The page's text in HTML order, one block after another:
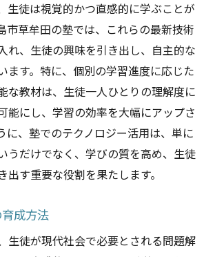
ポイント
境が与える影響
と学習ツールの活用
質と指導内容
の連携方法
を上げる環境設定
ドバックセッションが学習成果に
げるための振り返り
長をサポートする方法
生徒は視覚的かつ直感的に学ぶことが
市草牟田の塾では、これらの最新技術
れ、生徒の興味を引き出し、自主的な
ます。特に、個別の学習進度に応じた
な教材は、生徒一人ひとりの理解度に
能にし、学習の効率を大幅にアップさ
に、塾でのテクノロジー活用は、単に
うだけでなく、学びの質を高め、生徒
出す重要な役割を果たします。
成方法
生徒が現代社会で必要とされる問題解